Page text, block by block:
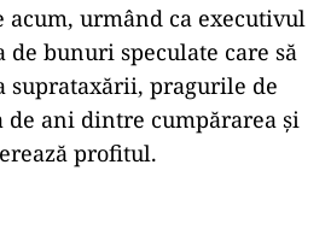
urmând ca executivul
de bunuri speculate care să
suprataxării, pragurile de
de ani dintre cumpărarea și
profitul.